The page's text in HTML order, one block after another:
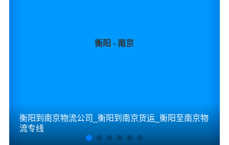
衡阳 - 南京
衡阳到南京物流公司_衡阳到南京货运_衡阳至南京物
流专线